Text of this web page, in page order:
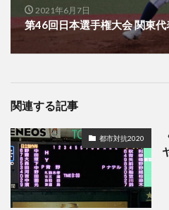
2021年6月7日
第46回日本選手権大会 関東
関連する記事
都市対抗2020